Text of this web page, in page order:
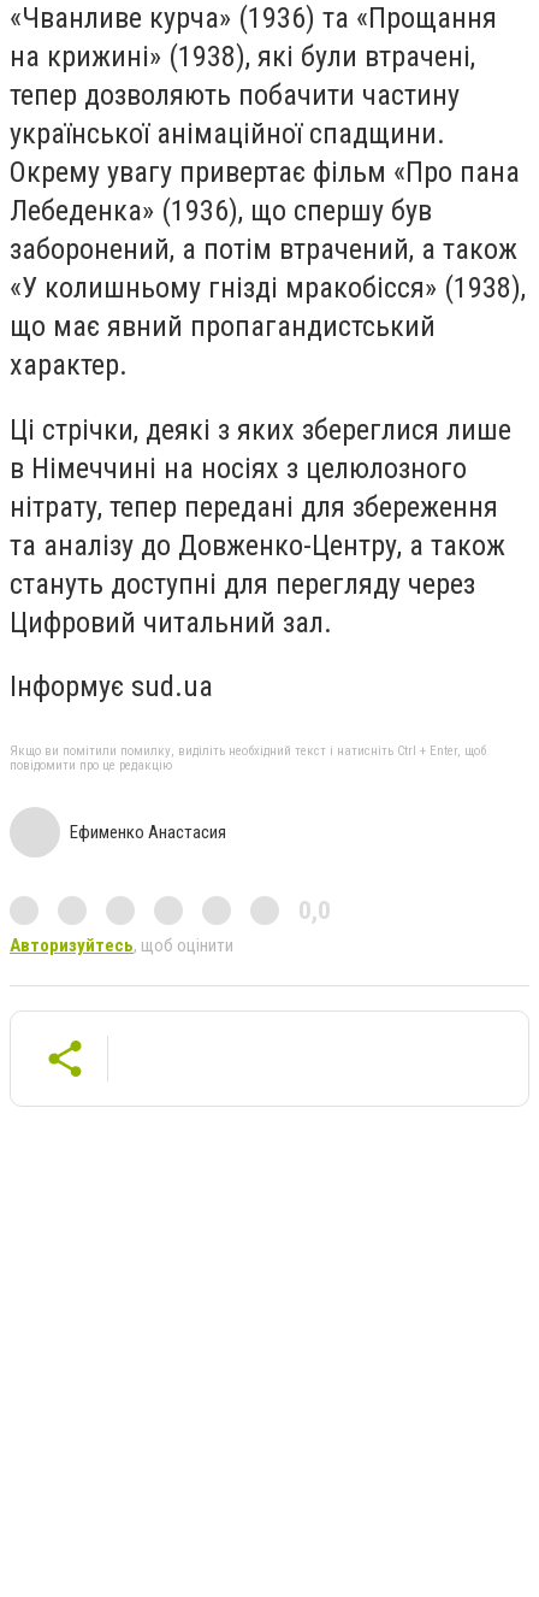
«Чванливе курча» (1936) та «Прощання
на крижині» (1938), які були втрачені,
тепер дозволяють побачити частину
української анімаційної спадщини.
Окрему увагу привертає фільм «Про пана
Лебеденка» (1936), що спершу був
заборонений, а потім втрачений, а також
«У колишньому гнізді мракобісся» (1938),
що має явний пропагандистський
характер.
Ці стрічки, деякі з яких збереглися лише
в Німеччині на носіях з целюлозного
нітрату, тепер передані для збереження
та аналізу до Довженко-Центру, а також
стануть доступні для перегляду через
Цифровий читальний зал.
Інформує sud.ua
Якщо ви помітили помилку, виділіть необхідний текст і натисніть Ctrl + Enter, щоб
повідомити про це редакцію
Ефименко Анастасия
0,0
Авторизуйтесь, щоб оцінити